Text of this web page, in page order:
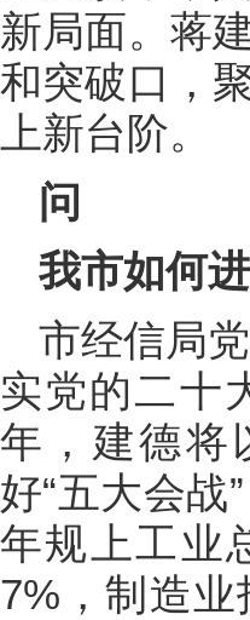
新局面。蒋
和突破口，
上新台阶。
问
我市如何
市经信局
实党的二十
年，建德将
好“五大会战
年规上工业
7%，制造